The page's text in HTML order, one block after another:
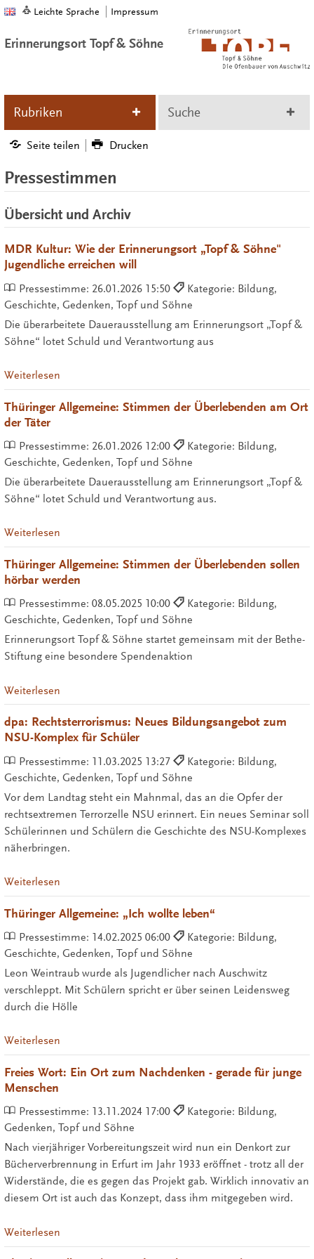
Leichte Sprache Impressum
Erinnerungsort Topf & Söhne
Rubriken Suche
Seite teilen Drucken
Pressestimmen
Übersicht und Archiv
MDR Kultur: Wie der Erinnerungsort „Topf & Söhne"
Jugendliche erreichen will
Pressestimme: 26.01.2026 15:50
Kategorie: Bildung,
Geschichte, Gedenken, Topf und Söhne
Die überarbeitete Dauerausstellung am Erinnerungsort „Topf &
Söhne“ lotet Schuld und Verantwortung aus
Weiterlesen
Thüringer Allgemeine: Stimmen der Überlebenden am Ort
der Täter
Pressestimme: 26.01.2026 12:00
Kategorie: Bildung,
Geschichte, Gedenken, Topf und Söhne
Die überarbeitete Dauerausstellung am Erinnerungsort „Topf &
Söhne“ lotet Schuld und Verantwortung aus.
Weiterlesen
Thüringer Allgemeine: Stimmen der Überlebenden sollen
hörbar werden
Pressestimme: 08.05.2025 10:00
Kategorie: Bildung,
Geschichte, Gedenken, Topf und Söhne
Erinnerungsort Topf & Söhne startet gemeinsam mit der Bethe-
Stiftung eine besondere Spendenaktion
Weiterlesen
dpa: Rechtsterrorismus: Neues Bildungsangebot zum
NSU-Komplex für Schüler
Pressestimme: 11.03.2025 13:27
Kategorie: Bildung,
Geschichte, Gedenken, Topf und Söhne
Vor dem Landtag steht ein Mahnmal, das an die Opfer der
rechtsextremen Terrorzelle NSU erinnert. Ein neues Seminar soll
Schülerinnen und Schülern die Geschichte des NSU-Komplexes
näherbringen.
Weiterlesen
Thüringer Allgemeine: „Ich wollte leben“
Pressestimme: 14.02.2025 06:00
Kategorie: Bildung,
Geschichte, Gedenken, Topf und Söhne
Leon Weintraub wurde als Jugendlicher nach Auschwitz
verschleppt. Mit Schülern spricht er über seinen Leidensweg
durch die Hölle
Weiterlesen
Freies Wort: Ein Ort zum Nachdenken - gerade für junge
Menschen
Pressestimme: 13.11.2024 17:00
Kategorie: Bildung,
Gedenken, Topf und Söhne
Nach vierjähriger Vorbereitungszeit wird nun ein Denkort zur
Bücherverbrennung in Erfurt im Jahr 1933 eröffnet - trotz all der
Widerstände, die es gegen das Projekt gab. Wirklich innovativ an
diesem Ort ist auch das Konzept, dass ihm mitgegeben wird.
Weiterlesen